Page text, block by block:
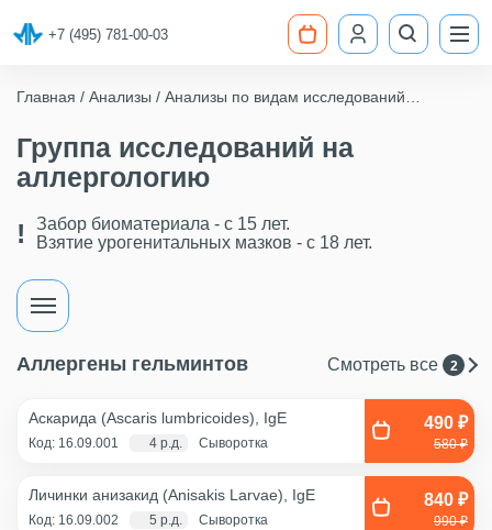
+7 (495) 781-00-03
Главная Анализы
Анализы по видам исследований
Группа исследований на
аллергологию
Забор биоматериала - c 15 лет.
Взятие урогенитальных мазков - с 18 лет.
Аллергены гельминтов Смотреть все 2
Аскарида (Ascaris lumbricoides), IgE
Код: 16.09.001 4 р.д. Сыворотка
490 ₽
580 ₽
Личинки анизакид (Anisakis Larvae), IgE
Код: 16.09.002 5 р.д. Сыворотка
840 ₽
990 ₽